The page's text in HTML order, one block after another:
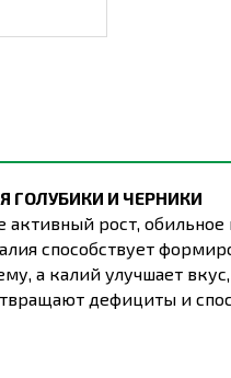
ГОЛУБИКИ И ЧЕРНИКИ
рост,
способствует
а калий улучшает
дефициты и